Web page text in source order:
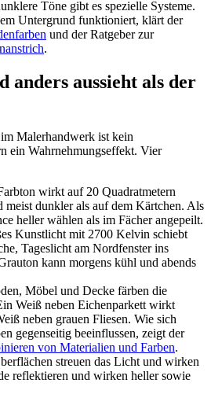
Töne gibt es spezielle Systeme.
Untergrund funktioniert, klärt der
und der Ratgeber zur
.
anders aussieht als der
Malerhandwerk ist kein
ein Wahrnehmungseffekt. Vier
wirkt auf 20 Quadratmetern
meist dunkler als auf dem Kärtchen. Als
heller wählen als im Fächer angepeilt.
Kunstlicht mit 2700 Kelvin schiebt
Tageslicht am Nordfenster ins
kann morgens kühl und abends
Möbel und Decke färben die
Weiß neben Eichenparkett wirkt
neben grauen Fliesen. Wie sich
gegenseitig beeinflussen, zeigt der
von Materialien und Farben.
streuen das Licht und wirken
reflektieren und wirken heller sowie